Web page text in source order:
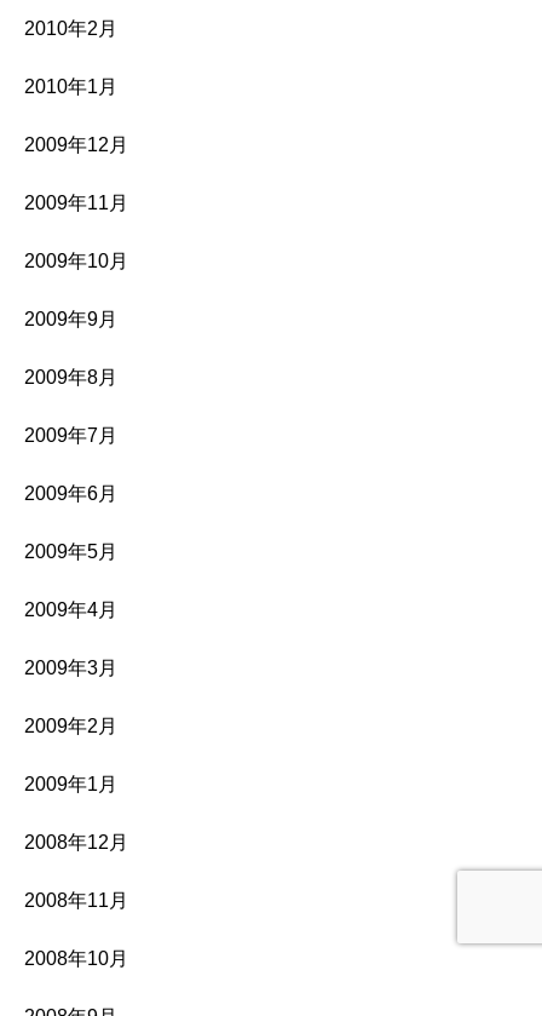
2010年2月
2010年1月
2009年12月
2009年11月
2009年10月
2009年9月
2009年8月
2009年7月
2009年6月
2009年5月
2009年4月
2009年3月
2009年2月
2009年1月
2008年12月
2008年11月
2008年10月